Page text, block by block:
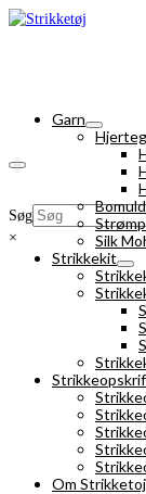
Søg
×
Garn
Silk
Strikkekit
Om